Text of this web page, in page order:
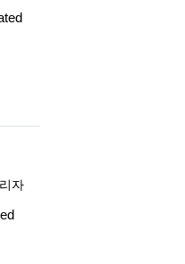
자
자